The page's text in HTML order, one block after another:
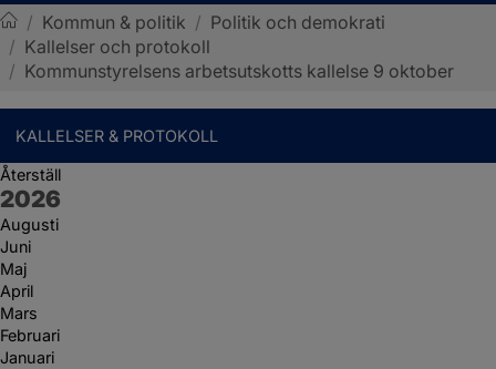
Sotenäs kommun
/ Kommun & politik / Politik och demokrati
/ Kallelser och protokoll
/ Kommunstyrelsens arbetsutskotts kallelse 9 oktober
KALLELSER & PROTOKOLL
Återställ
År:
2026
Augusti
Juni
Maj
April
Mars
Februari
Januari